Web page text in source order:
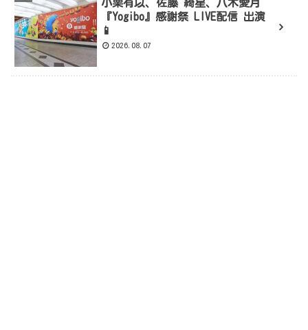
小栗有以、佐藤 綺星、八木愛月
『Yogibo』感謝祭 LIVE配信 出演
📱
2026.08.07